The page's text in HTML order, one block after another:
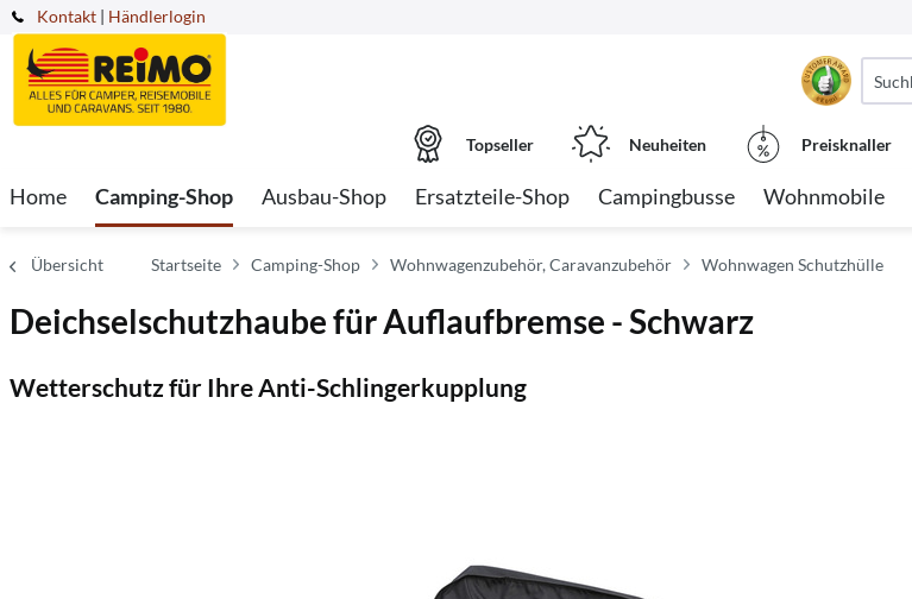
Kontakt | Händlerlogin
Topseller Neuheiten Preisknaller
Home Camping-Shop Ausbau-Shop Ersatzteile-Shop Campingbusse Wohnmobile
Übersicht Startseite Camping-Shop Wohnwagenzubehör, Caravanzubehör Wohnwagen Schutzhülle
Deichselschutzhaube für Auflaufbremse - Schwarz
Wetterschutz für Ihre Anti-Schlingerkupplung